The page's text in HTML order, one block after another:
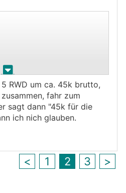
. .
Aber beim
+ Getriebe
mal bei einem 530
RWD um ca. 45k brutto,
fahr zum
sagt dann "45k für die
ich nich glauben.
< 1 2 3 >